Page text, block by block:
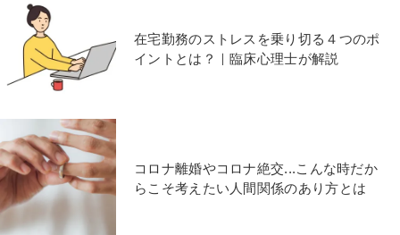
在宅勤務のストレスを乗り切る４つのポ
イントとは？｜臨床心理士が解説
コロナ離婚やコロナ絶交...こんな時だか
らこそ考えたい人間関係のあり方とは